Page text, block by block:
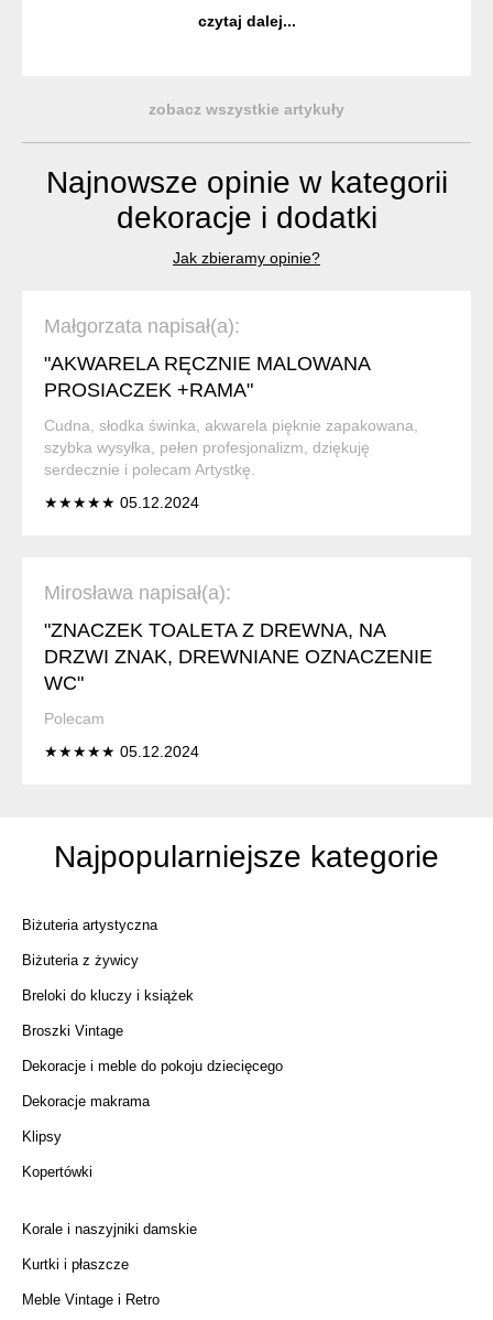
starannie sprawdzany i pakowany, tak aby...
czytaj dalej...
zobacz wszystkie artykuły
Najnowsze opinie w kategorii
dekoracje i dodatki
Jak zbieramy opinie?
Małgorzata napisał(a):
"AKWARELA RĘCZNIE MALOWANA
PROSIACZEK +RAMA"
Cudna, słodka świnka, akwarela pięknie zapakowana,
szybka wysyłka, pełen profesjonalizm, dziękuję
serdecznie i polecam Artystkę.
★★★★★ 05.12.2024
Mirosława napisał(a):
"ZNACZEK TOALETA Z DREWNA, NA
DRZWI ZNAK, DREWNIANE OZNACZENIE
WC"
Polecam
★★★★★ 05.12.2024
Najpopularniejsze kategorie
Biżuteria artystyczna
Biżuteria z żywicy
Breloki do kluczy i książek
Broszki Vintage
Dekoracje i meble do pokoju dziecięcego
Dekoracje makrama
Klipsy
Kopertówki
Korale i naszyjniki damskie
Kurtki i płaszcze
Meble Vintage i Retro